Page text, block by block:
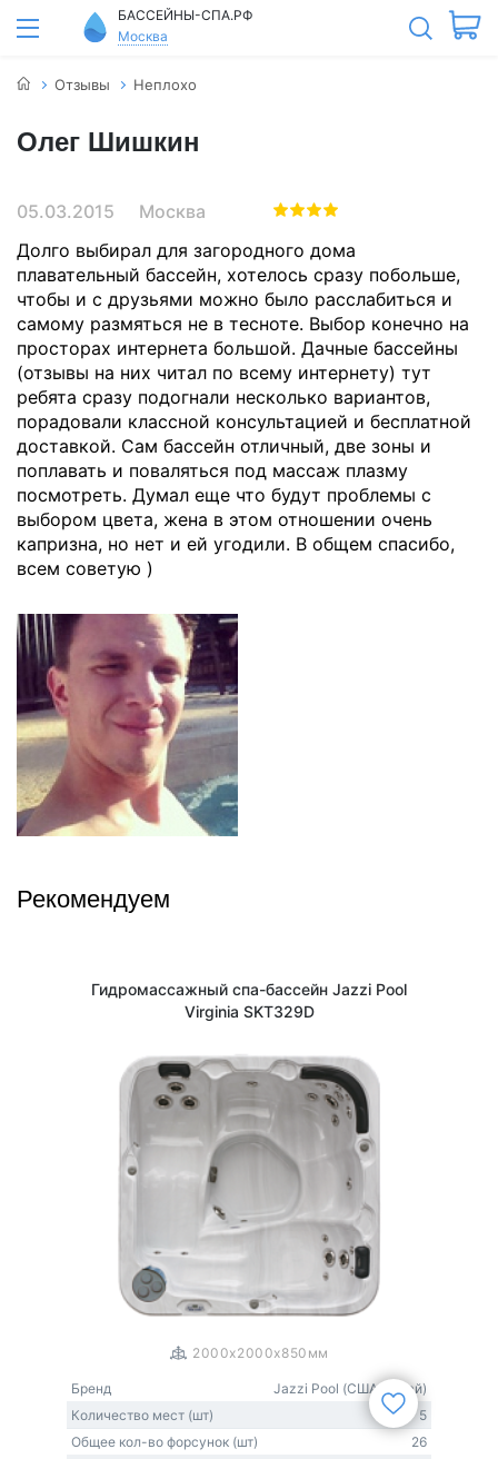
БАССЕЙНЫ-СПА.РФ
Москва
Отзывы Неплохо
Олег Шишкин
05.03.2015
Москва
Долго выбирал для загородного дома
плавательный бассейн, хотелось сразу побольше,
чтобы и с друзьями можно было расслабиться и
самому размяться не в тесноте. Выбор конечно на
просторах интернета большой. Дачные бассейны
(отзывы на них читал по всему интернету) тут
ребята сразу подогнали несколько вариантов,
порадовали классной консультацией и бесплатной
доставкой. Сам бассейн отличный, две зоны и
поплавать и поваляться под массаж плазму
посмотреть. Думал еще что будут проблемы с
выбором цвета, жена в этом отношении очень
капризна, но нет и ей угодили. В общем спасибо,
всем советую )
Рекомендуем
Гидромассажный спа-бассейн Jazzi Pool
Virginia SKT329D
2000x2000x850мм
Бренд
Jazzi Pool (США-Китай)
Количество мест (шт)
5
Общее кол-во форсунок (шт)
26